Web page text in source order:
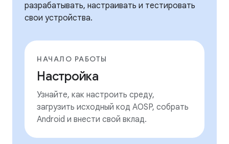
разрабатывать, настраивать и тестировать
свои устройства.
НАЧАЛО РАБОТЫ
Настройка
Узнайте, как настроить среду,
загрузить исходный код AOSP, собрать
Android и внести свой вклад.